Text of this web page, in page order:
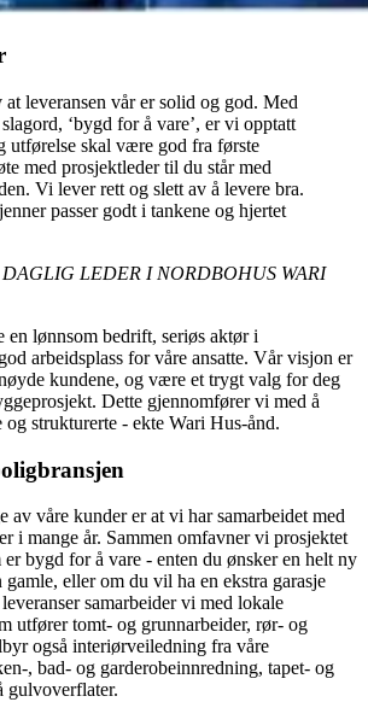
leveransen vår er solid og god. Med
‘bygd for å vare’, er vi opptatt
utførelse skal være god fra første
med prosjektleder til du står med
Vi lever rett og slett av å levere bra.
passer godt i tankene og hjertet
LEDER I NORDBOHUS WARI
lønnsom bedrift, seriøs aktør i
arbeidsplass for våre ansatte. Vår visjon er
kundene, og være et trygt valg for deg
Dette gjennomfører vi med å
strukturerte - ekte Wari Hus-ånd.
av våre kunder er at vi har samarbeidet med
i mange år. Sammen omfavner vi prosjektet
bygd for å vare - enten du ønsker en helt ny
eller om du vil ha en ekstra garasje
samarbeider vi med lokale
utfører tomt- og grunnarbeider, rør- og
også interiørveiledning fra våre
, bad- og garderobeinnredning, tapet- og
gulvoverflater.